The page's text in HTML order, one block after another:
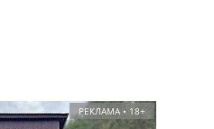
РЕКЛАМА • 18+